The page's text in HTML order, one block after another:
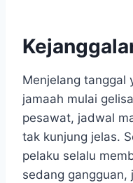
Menjelang tanggal
jamaah mulai
pesawat, jadwal
tak kunjung jelas.
pelaku selalu
sedang